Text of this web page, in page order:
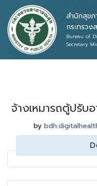
Skip
to
content
สำนักสุข
กระทรวง
Bureau of
Secretary
จ้างเหมารถตู้ปรับ
by